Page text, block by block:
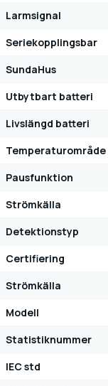
Larmsignal
Seriekopplingsbar
SundaHus
Utbytbart batteri
Livslängd batteri
Temperaturområde
Pausfunktion
Strömkälla
Detektionstyp
Certifiering
Strömkälla
Modell
Statistiknummer
IEC std